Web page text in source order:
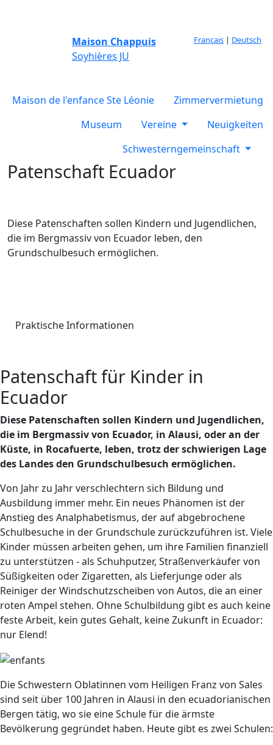
Maison Chappuis
Soyhières JU
Français | Deutsch
Maison de l'enfance Ste Léonie
Zimmervermietung
Museum
Vereine
Neuigkeiten
Schwesterngemeinschaft
Patenschaft Ecuador
Diese Patenschaften sollen Kindern und Jugendlichen,
die im Bergmassiv von Ecuador leben, den
Grundschulbesuch ermöglichen.
Praktische Informationen
Patenschaft für Kinder in
Ecuador
Diese Patenschaften sollen Kindern und Jugendlichen,
die im Bergmassiv von Ecuador, in Alausi, oder an der
Küste, in Rocafuerte, leben, trotz der schwierigen Lage
des Landes den Grundschulbesuch ermöglichen.
Von Jahr zu Jahr verschlechtern sich Bildung und
Ausbildung immer mehr. Ein neues Phänomen ist der
Anstieg des Analphabetismus, der auf abgebrochene
Schulbesuche in der Grundschule zurückzuführen ist. Viele
Kinder müssen arbeiten gehen, um ihre Familien finanziell
zu unterstützen - als Schuhputzer, Straßenverkäufer von
Süßigkeiten oder Zigaretten, als Lieferjunge oder als
Reiniger der Windschutzscheiben von Autos, die an einer
roten Ampel stehen. Ohne Schulbildung gibt es auch keine
feste Arbeit, kein gutes Gehalt, keine Zukunft in Ecuador:
nur Elend!
Die Schwestern Oblatinnen vom Heiligen Franz von Sales
sind seit über 100 Jahren in Alausi in den ecuadorianischen
Bergen tätig, wo sie eine Schule für die ärmste
Bevölkerung gegründet haben. Heute gibt es zwei Schulen: